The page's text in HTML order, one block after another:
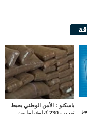
باسكنو : الأمن الوطني يحبط
تهريب 230 كيلوغراما من